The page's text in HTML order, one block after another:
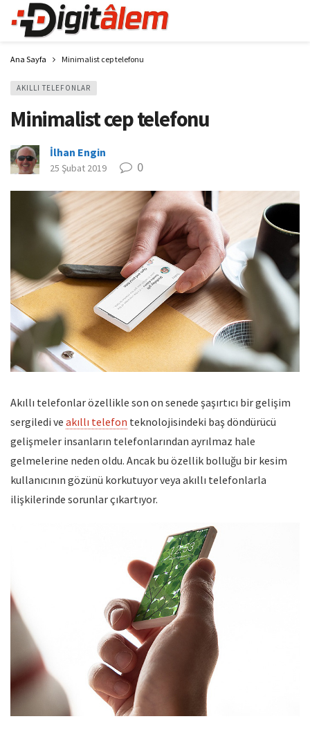
Ana Sayfa Minimalist cep telefonu
AKILLI TELEFONLAR
Minimalist cep telefonu
İlhan Engin
25 Şubat 2019 0
Akıllı telefonlar özellikle son on senede şaşırtıcı bir gelişim
sergiledi ve akıllı telefon teknolojisindeki baş döndürücü
gelişmeler insanların telefonlarından ayrılmaz hale
gelmelerine neden oldu. Ancak bu özellik bolluğu bir kesim
kullanıcının gözünü korkutuyor veya akıllı telefonlarla
ilişkilerinde sorunlar çıkartıyor.